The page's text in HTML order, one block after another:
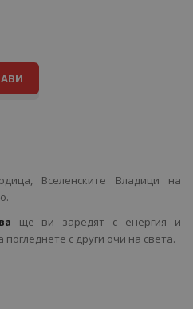
Вселенските Владици на
ще ви заредят с енергия и
с други очи на света.